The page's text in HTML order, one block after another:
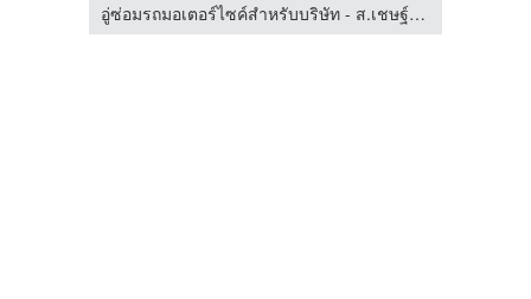
อู่ซ่อมรถมอเตอร์ไซค์สำหรับบริษัท - ส.เชษฐ์นนท์ เซอร์วิส